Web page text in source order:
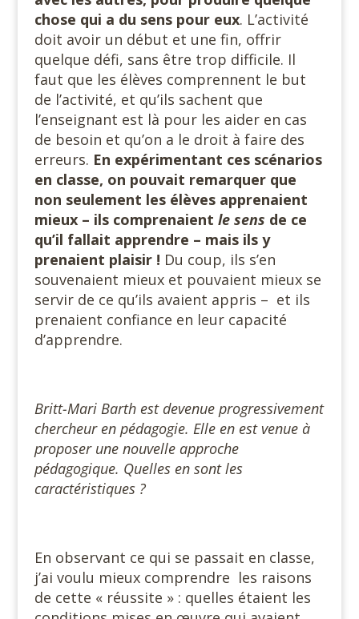
chose qui a du sens pour eux. L’activité
doit avoir un début et une fin, offrir
quelque défi, sans être trop difficile. Il
faut que les élèves comprennent le but
de l’activité, et qu’ils sachent que
l’enseignant est là pour les aider en cas
de besoin et qu’on a le droit à faire des
erreurs. En expérimentant ces scénarios
en classe, on pouvait remarquer que
non seulement les élèves apprenaient
mieux – ils comprenaient le sens de ce
qu’il fallait apprendre – mais ils y
prenaient plaisir ! Du coup, ils s’en
souvenaient mieux et pouvaient mieux se
servir de ce qu’ils avaient appris – et ils
prenaient confiance en leur capacité
d’apprendre.
Britt-Mari Barth est devenue progressivement
chercheur en pédagogie. Elle en est venue à
proposer une nouvelle approche
pédagogique. Quelles en sont les
caractéristiques ?
En observant ce qui se passait en classe,
j’ai voulu mieux comprendre les raisons
de cette « réussite » : quelles étaient les